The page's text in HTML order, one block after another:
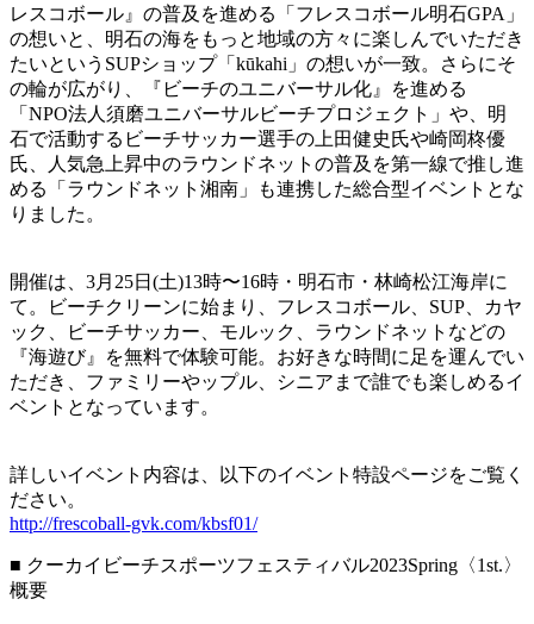
レスコボール』の普及を進める「フレスコボール明石GPA」
の想いと、明石の海をもっと地域の方々に楽しんでいただき
たいというSUPショップ「kūkahi」の想いが一致。さらにそ
の輪が広がり、『ビーチのユニバーサル化』を進める
「NPO法人須磨ユニバーサルビーチプロジェクト」や、明
石で活動するビーチサッカー選手の上田健史氏や崎岡柊優
氏、人気急上昇中のラウンドネットの普及を第一線で推し進
める「ラウンドネット湘南」も連携した総合型イベントとな
りました。
開催は、3月25日(土)13時〜16時・明石市・林崎松江海岸に
て。ビーチクリーンに始まり、フレスコボール、SUP、カヤ
ック、ビーチサッカー、モルック、ラウンドネットなどの
『海遊び』を無料で体験可能。お好きな時間に足を運んでい
ただき、ファミリーやップル、シニアまで誰でも楽しめるイ
ベントとなっています。
詳しいイベント内容は、以下のイベント特設ページをご覧く
ださい。
http://frescoball-gvk.com/kbsf01/
■ クーカイビーチスポーツフェスティバル2023Spring〈1st.〉
概要